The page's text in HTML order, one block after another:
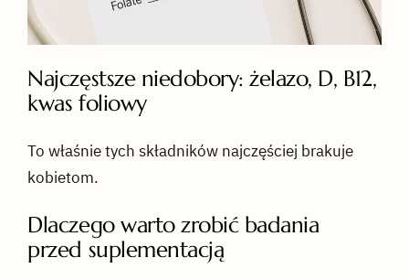
Najczęstsze niedobory: żelazo, D, B12,
kwas foliowy
To właśnie tych składników najczęściej brakuje
kobietom.
Dlaczego warto zrobić badania
przed suplementacją